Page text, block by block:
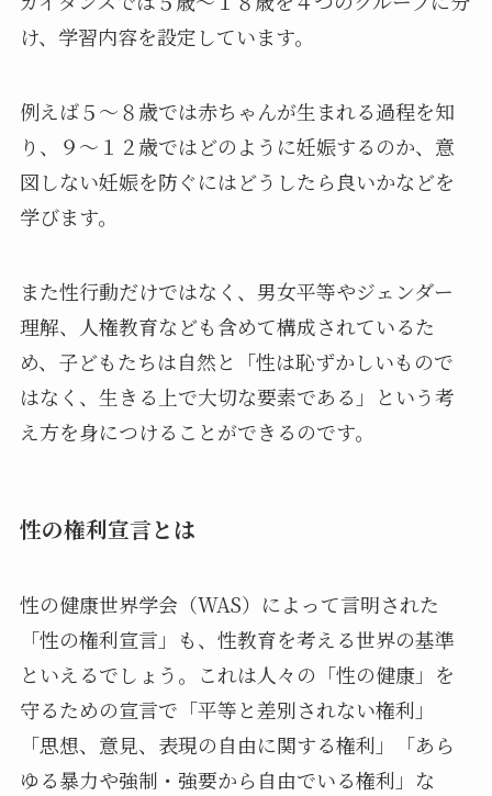
け、学習内容を設定しています。
例えば５〜８歳では赤ちゃんが生まれる過程を知
り、９〜１２歳ではどのように妊娠するのか、意
図しない妊娠を防ぐにはどうしたら良いかなどを
学びます。
また性行動だけではなく、男女平等やジェンダー
理解、人権教育なども含めて構成されているた
め、子どもたちは自然と「性は恥ずかしいもので
はなく、生きる上で大切な要素である」という考
え方を身につけることができるのです。
性の権利宣言とは
性の健康世界学会（WAS）によって言明された
「性の権利宣言」も、性教育を考える世界の基準
といえるでしょう。これは人々の「性の健康」を
守るための宣言で「平等と差別されない権利」
「思想、意見、表現の自由に関する権利」「あら
ゆる暴力や強制・強要から自由でいる権利」な